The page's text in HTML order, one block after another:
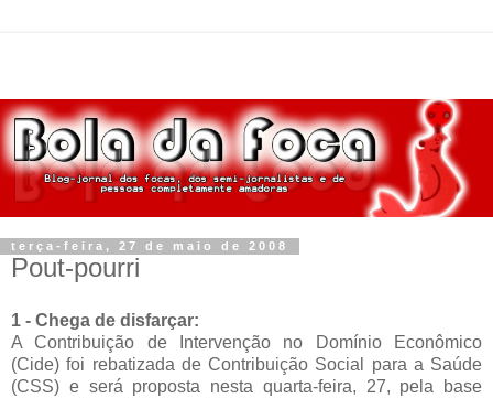
terça-feira, 27 de maio de 2008
Pout-pourri
1 - Chega de disfarçar:
A Contribuição de Intervenção no Domínio Econômico
(Cide) foi rebatizada de Contribuição Social para a Saúde
(CSS) e será proposta nesta quarta-feira, 27, pela base